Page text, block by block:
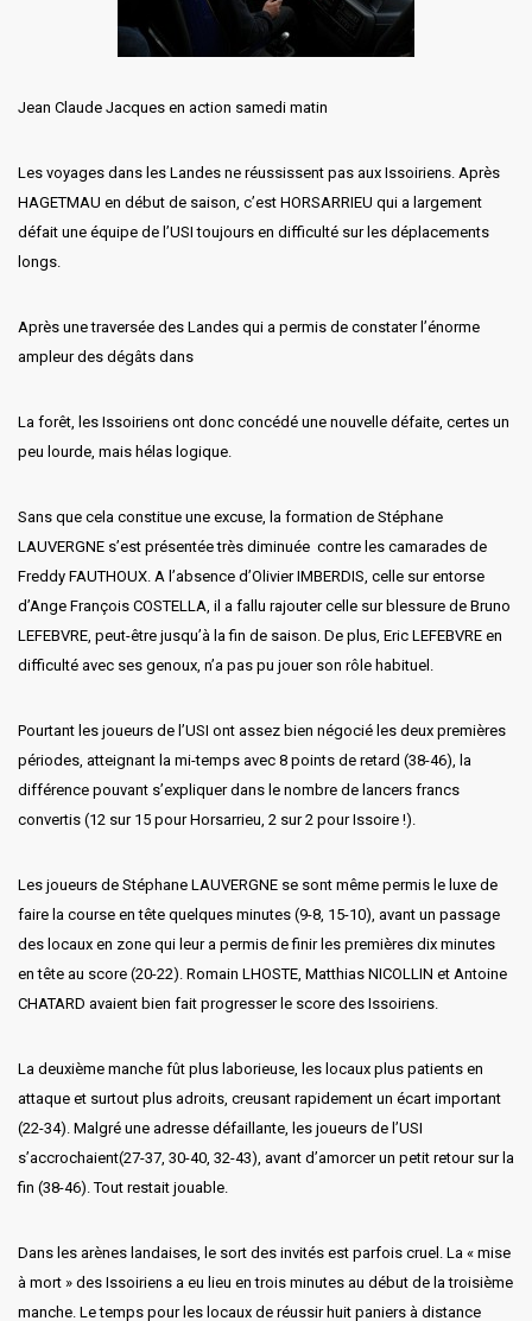
Jean Claude Jacques en action samedi matin
Les voyages dans les Landes ne réussissent pas aux Issoiriens. Après
HAGETMAU en début de saison, c’est HORSARRIEU qui a largement
défait une équipe de l’USI toujours en difficulté sur les déplacements
longs.
Après une traversée des Landes qui a permis de constater l’énorme
ampleur des dégâts dans
La forêt, les Issoiriens ont donc concédé une nouvelle défaite, certes un
peu lourde, mais hélas logique.
Sans que cela constitue une excuse, la formation de Stéphane
LAUVERGNE s’est présentée très diminuée contre les camarades de
Freddy FAUTHOUX. A l’absence d’Olivier IMBERDIS, celle sur entorse
d’Ange François COSTELLA, il a fallu rajouter celle sur blessure de Bruno
LEFEBVRE, peut-être jusqu’à la fin de saison. De plus, Eric LEFEBVRE en
difficulté avec ses genoux, n’a pas pu jouer son rôle habituel.
Pourtant les joueurs de l’USI ont assez bien négocié les deux premières
périodes, atteignant la mi-temps avec 8 points de retard (38-46), la
différence pouvant s’expliquer dans le nombre de lancers francs
convertis (12 sur 15 pour Horsarrieu, 2 sur 2 pour Issoire !).
Les joueurs de Stéphane LAUVERGNE se sont même permis le luxe de
faire la course en tête quelques minutes (9-8, 15-10), avant un passage
des locaux en zone qui leur a permis de finir les premières dix minutes
en tête au score (20-22). Romain LHOSTE, Matthias NICOLLIN et Antoine
CHATARD avaient bien fait progresser le score des Issoiriens.
La deuxième manche fût plus laborieuse, les locaux plus patients en
attaque et surtout plus adroits, creusant rapidement un écart important
(22-34). Malgré une adresse défaillante, les joueurs de l’USI
s’accrochaient(27-37, 30-40, 32-43), avant d’amorcer un petit retour sur la
fin (38-46). Tout restait jouable.
Dans les arènes landaises, le sort des invités est parfois cruel. La « mise
à mort » des Issoiriens a eu lieu en trois minutes au début de la troisième
manche. Le temps pour les locaux de réussir huit paniers à distance